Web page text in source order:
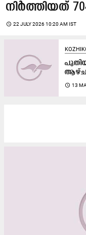
നിർത്തിയത്
access_time 22 JULY 2026 10:20 AM IST
access_time 13